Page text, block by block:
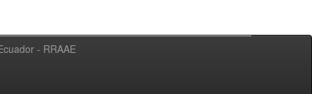
- RRAAE